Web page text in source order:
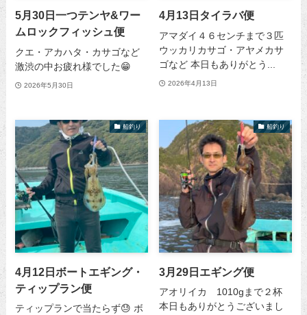
5月30日一つテンヤ&ワー
ムロックフィッシュ便
クエ・アカハタ・カサゴなど
激渋の中お疲れ様でした😁
2026年5月30日
4月13日タイラバ便
アマダイ４６センチまで３匹
ウッカリカサゴ・アヤメカサ
ゴなど 本日もありがとう...
2026年4月13日
船釣り
4月12日ボートエギング・
ティップラン便
ティップランで当たらず😓 ボ
船釣り
3月29日エギング便
アオリイカ 1010gまで２杯
本日もありがとうございまし